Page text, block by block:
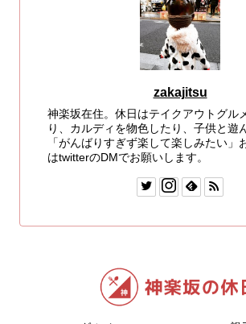
zakajitsu
神楽坂在住。休日はテイクアウトグル
り、カルディを物色したり、子供と遊
「がんばりすぎず楽して楽しみたい」
はtwitterのDMでお願いします。